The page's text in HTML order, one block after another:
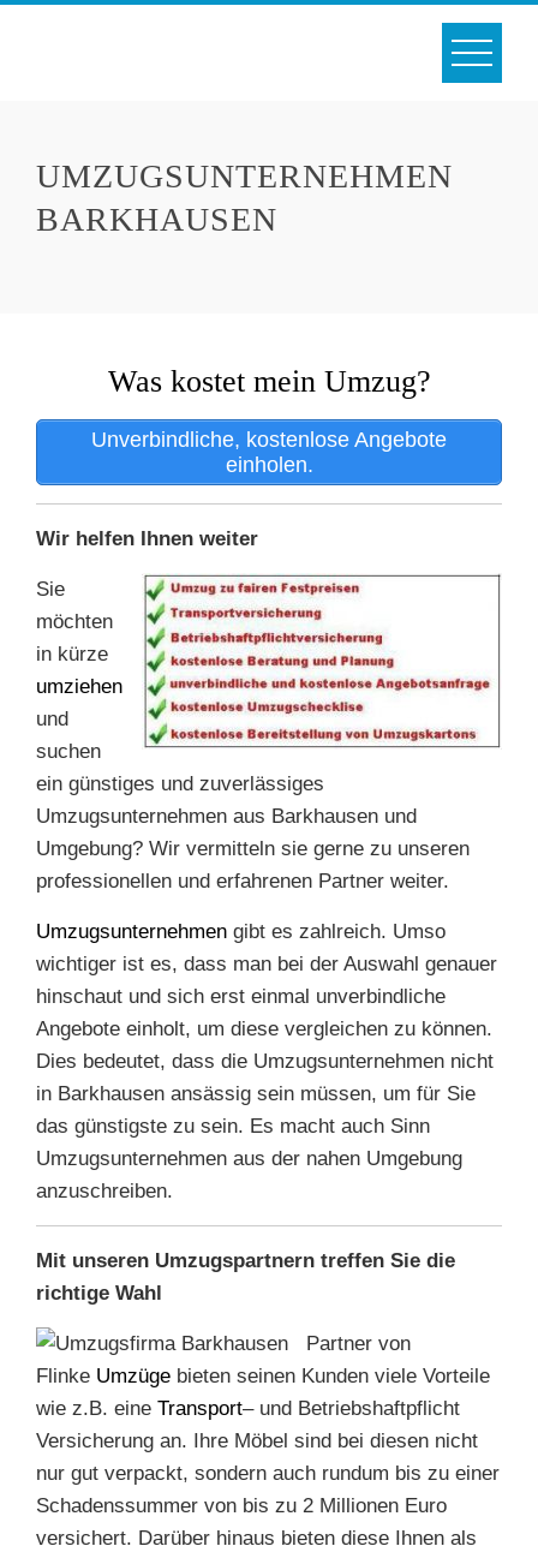
UMZUGSUNTERNEHMEN
BARKHAUSEN
Was kostet mein Umzug?
Unverbindliche, kostenlose Angebote
einholen.
Wir helfen Ihnen weiter
Sie
möchten
in kürze
umziehen
und
suchen
ein günstiges und zuverlässiges
Umzugsunternehmen aus Barkhausen und
Umgebung? Wir vermitteln sie gerne zu unseren
professionellen und erfahrenen Partner weiter.
Umzugsunternehmen gibt es zahlreich. Umso
wichtiger ist es, dass man bei der Auswahl genauer
hinschaut und sich erst einmal unverbindliche
Angebote einholt, um diese vergleichen zu können.
Dies bedeutet, dass die Umzugsunternehmen nicht
in Barkhausen ansässig sein müssen, um für Sie
das günstigste zu sein. Es macht auch Sinn
Umzugsunternehmen aus der nahen Umgebung
anzuschreiben.
Mit unseren Umzugspartnern treffen Sie die
richtige Wahl
Partner von
Flinke Umzüge bieten seinen Kunden viele Vorteile
wie z.B. eine Transport– und Betriebshaftpflicht
Versicherung an. Ihre Möbel sind bei diesen nicht
nur gut verpackt, sondern auch rundum bis zu einer
Schadenssummer von bis zu 2 Millionen Euro
versichert. Darüber hinaus bieten diese Ihnen als